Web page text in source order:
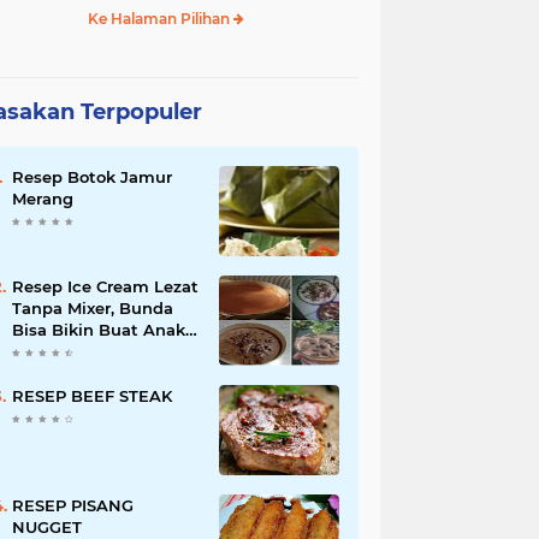
Ke Halaman Pilihan
Terpopuler
Resep Botok Jamur
Merang
Resep Ice Cream Lezat
Tanpa Mixer, Bunda
Bisa Bikin Buat Anak-
anak
RESEP BEEF STEAK
RESEP PISANG
NUGGET